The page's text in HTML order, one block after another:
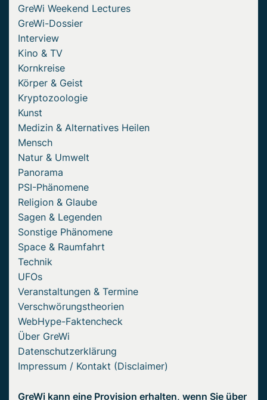
GreWi Weekend Lectures
GreWi-Dossier
Interview
Kino & TV
Kornkreise
Körper & Geist
Kryptozoologie
Kunst
Medizin & Alternatives Heilen
Mensch
Natur & Umwelt
Panorama
PSI-Phänomene
Religion & Glaube
Sagen & Legenden
Sonstige Phänomene
Space & Raumfahrt
Technik
UFOs
Veranstaltungen & Termine
Verschwörungstheorien
WebHype-Faktencheck
Über GreWi
Datenschutzerklärung
Impressum / Kontakt (Disclaimer)
GreWi kann eine Provision erhalten, wenn Sie über